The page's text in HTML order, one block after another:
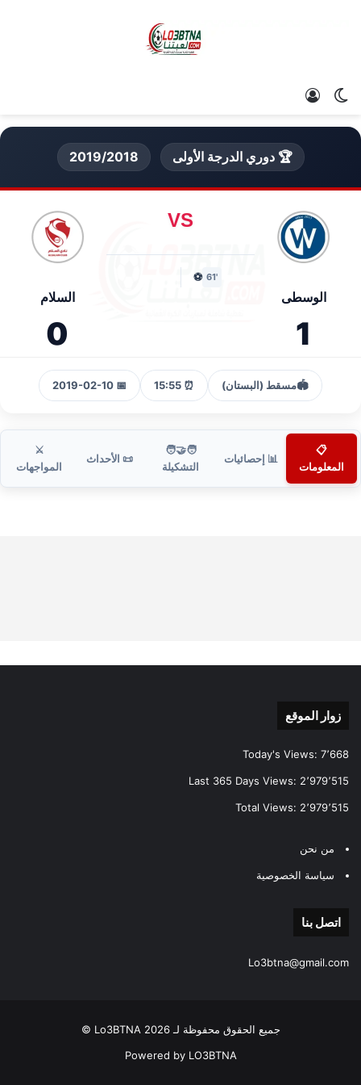
الوضع المظلم
🏆 دوري الدرجة الأولى 2019/2018
الوسطى
1
VS
'61
⚽
السلام
0
🏟️مسقط (البستان) ⏰ 15:55
📅 2019-02-10
📋
المعلومات
📊 إحصائيات
🧑‍🤝‍🧑
التشكيلة
📜 الأحداث
⚔️
المواجهات
زوار الموقع
Today's Views: 7٬668
Last 365 Days Views: 2٬979٬515
Total Views: 2٬979٬515
من نحن
سياسة الخصوصية
اتصل بنا
Lo3btna@gmail.com
جميع الحقوق محفوظة لـ Lo3BTNA 2026 ©
Powered by LO3BTNA